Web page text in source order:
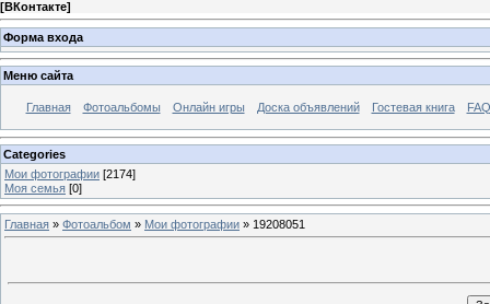
[ВКонтакте]
Форма входа
Меню сайта
Главная Фотоальбомы Онлайн игры Доска объявлений Гостевая книга
Categories
Мои фотографии [2174]
Моя семья [0]
Главная » Фотоальбом » Мои фотографии » 19208051